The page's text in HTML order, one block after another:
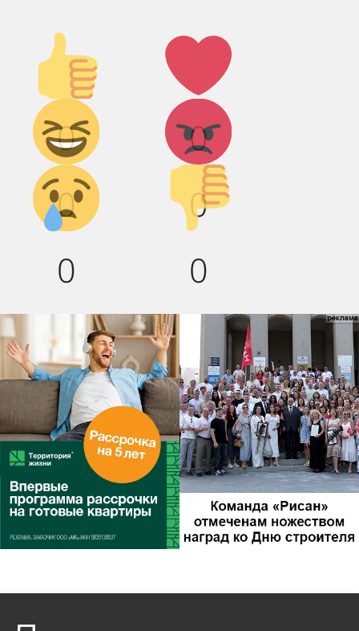
Палец
вверх!
0
Лайк!
0
Дикий
смех!
0
Агрессия!
0
Грусть :(
0
Палец
вниз!
0